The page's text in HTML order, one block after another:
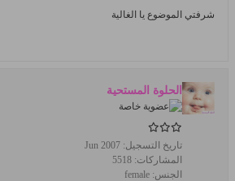
شرفتي الموضوع يا الغالية
الحلوة المستحية
تاريخ التسجيل: Jun 2007
المشاركات: 5518
الجنس: female